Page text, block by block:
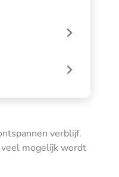
verblijf.
mogelijk wordt